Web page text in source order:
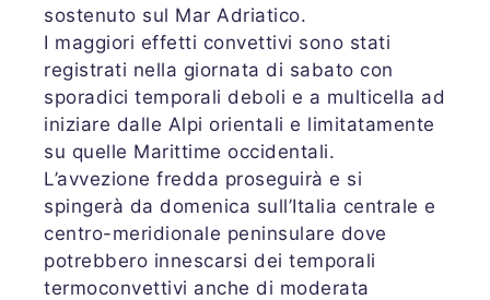
sostenuto sul Mar Adriatico.
I maggiori effetti convettivi sono stati
registrati nella giornata di sabato con
sporadici temporali deboli e a multicella ad
iniziare dalle Alpi orientali e limitatamente
su quelle Marittime occidentali.
L’avvezione fredda proseguirà e si
spingerà da domenica sull’Italia centrale e
centro-meridionale peninsulare dove
potrebbero innescarsi dei temporali
termoconvettivi anche di moderata